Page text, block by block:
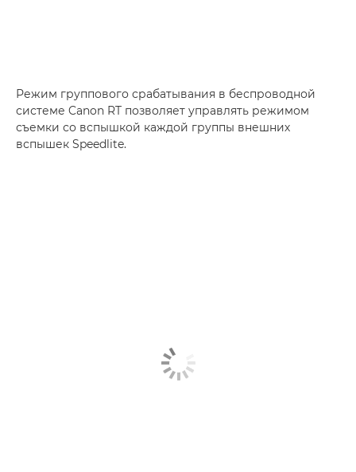
Режим группового срабатывания в беспроводной
системе Canon RT позволяет управлять режимом
съемки со вспышкой каждой группы внешних
вспышек Speedlite.